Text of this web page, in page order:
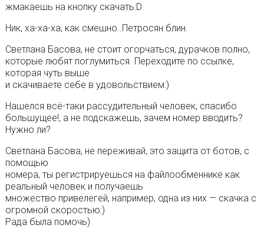
жмакаешь на кнопку скачать:D
Ник, ха-ха-ха, как смешно..Петросян блин.
Светлана Басова, не стоит огорчаться, дурачков полно,
которые любят поглумиться. Переходите по ссылке,
которая чуть выше
и скачиваете себе в удовольствием:)
Нашелся всё-таки рассудительный человек, спасибо
большущее!, а не подскажешь, зачем номер вводить?
Нужно ли?
Светлана Басова, не переживай, это защита от ботов, с
помощью
номера, ты регистрируешься на файлообменнике как
реальный человек и получаешь
множество привелегей, например, одна из них — скачка с
огромной скоростью:)
Рада была помочь)